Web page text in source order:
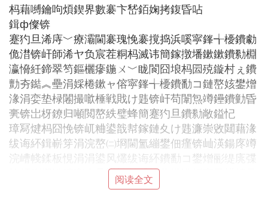
杩藉嚩鑰呴煩鍥界數褰卞嵆銆婅拷鍑昏呫
鍓ф儏锛
蹇犳旦浠庤﹀療灞閫褰瑰悗褰撹捣浜嗘寜鎽╅櫌鐨勮
佹澘锛屽師浠ヤ负宸茬粡杩滅讳簡鎵撴墦鏉鏉鐨勬棩
瀛愶紝鍗翠笉鏂欐瘮鍦ㄨ﹀眬閬囧埌杩囩殑鏇村ぇ鐨
勯夯鐑︽壘涓婇棬鏉ャ傛寜鎽╅櫌鐨勫コ鏈嶅姟鐢熷
湪涓娈垫椂闂撮噷棰戦戝け韪锛屽苟闈炰竴鑸鐨勭昏
亴锛岀枒鐐归噸閲嶅紩璧蜂簡蹇犳旦鐨勬敞鎰忋
璋冩煡杩囧悗锛屼粬鍙戠幇鎵鏈夊け韪濂崇敓閮藉湪
绂诲紑鍓嶄笌涓浣嶅㈡埛閫氳繃鐢佃瘽锛屾渶鍚庝竴
浣嶆帴鍒板悓涓涓鍙风爜绂诲紑鐨勫コ鐢熷彨缇庣弽
锛屽彲鎯滃綋蹇犳旦鍙戠幇鐤戠偣鏃讹紝宸叉棤娉曡
阅读全文